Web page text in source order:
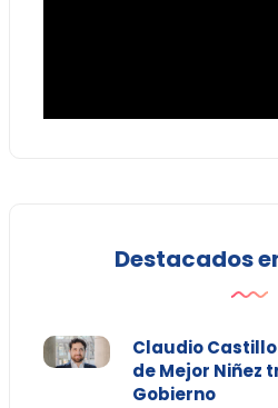
Destacados
Claudio
de Mejor Niñez
Gobierno